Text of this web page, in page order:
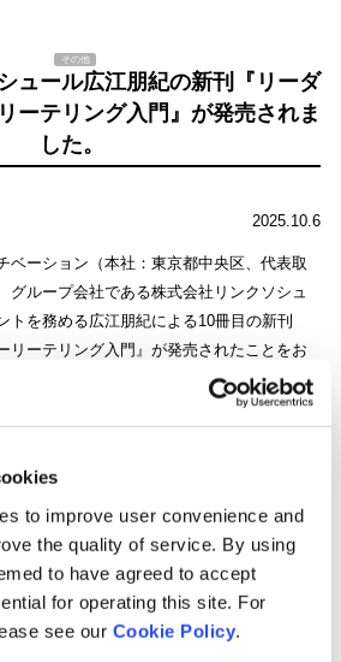
to improve user convenience and
the quality of service. By using
to have agreed to accept
for operating this site. For
see our Cookie Policy.
その他
ュール広江朋紀の新刊『リーダ
ーテリング入門』が発売されま
した。
2025.10.6
ベーション（本社：東京都中央区、代表取
グループ会社である株式会社リンクソシュ
トを務める広江朋紀による10冊目の新刊
リーテリング入門』が発売されたことをお